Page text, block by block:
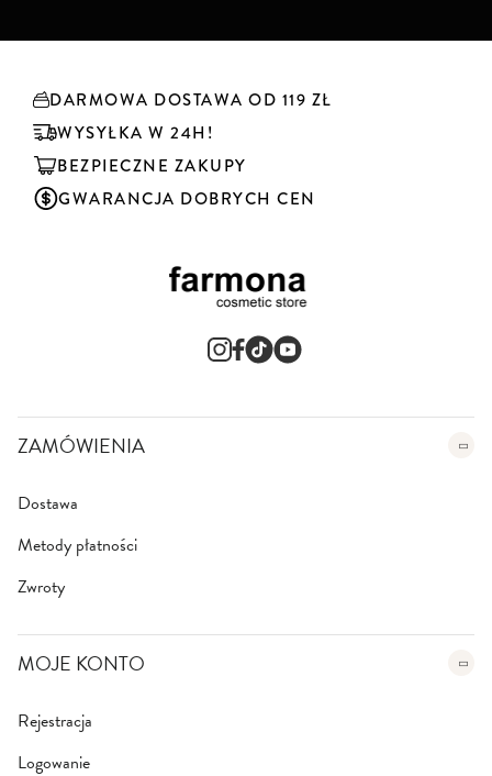
k
t
e
r
DARMOWA DOSTAWA OD 119 ZŁ
WYSYŁKA W 24H!
BEZPIECZNE ZAKUPY
GWARANCJA DOBRYCH CEN
ZAMÓWIENIA
Dostawa
Metody płatności
Zwroty
MOJE KONTO
Rejestracja
Logowanie